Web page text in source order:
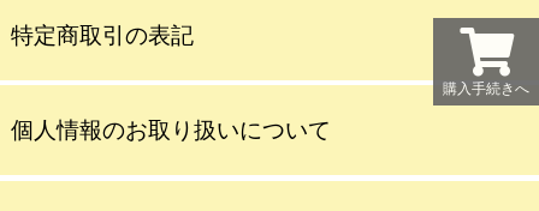
特定商取引の表記
個人情報のお取り扱いについて
購入手続きへ